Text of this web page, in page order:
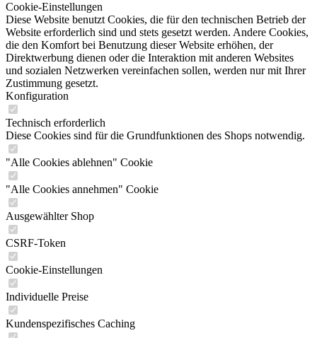
Cookie-Einstellungen
Diese Website benutzt Cookies, die für den technischen Betrieb der
Website erforderlich sind und stets gesetzt werden. Andere Cookies,
die den Komfort bei Benutzung dieser Website erhöhen, der
Direktwerbung dienen oder die Interaktion mit anderen Websites
und sozialen Netzwerken vereinfachen sollen, werden nur mit Ihrer
Zustimmung gesetzt.
Konfiguration
Technisch erforderlich
Diese Cookies sind für die Grundfunktionen des Shops notwendig.
"Alle Cookies ablehnen" Cookie
"Alle Cookies annehmen" Cookie
Ausgewählter Shop
CSRF-Token
Cookie-Einstellungen
Individuelle Preise
Kundenspezifisches Caching